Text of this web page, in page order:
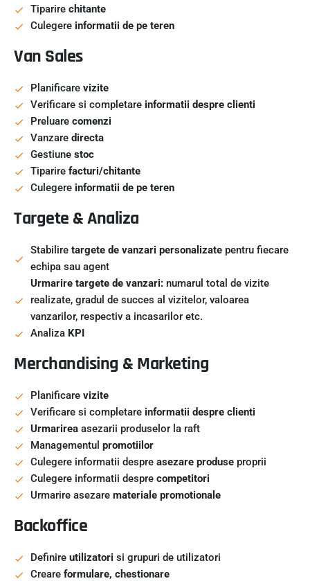
Tiparire chitante
Culegere informatii de pe teren
Van Sales
Planificare vizite
Verificare si completare informatii despre clienti
Preluare comenzi
Vanzare directa
Gestiune stoc
Tiparire facturi/chitante
Culegere informatii de pe teren
Targete & Analiza
Stabilire targete de vanzari personalizatepentru fiecare
echipa sau agent
Urmarire targete de vanzari:numarul total de vizite
realizate, gradul de succes al vizitelor, valoarea
vanzarilor, respectiv a incasarilor etc.
Analiza KPI
Merchandising & Marketing
Planificare vizite
Verificare si completare informatii despre clienti
Urmarireaasezarii produselor la raft
Managementul promotiilor
Culegere informatii despre asezare produseproprii
Culegere informatii despre competitori
Urmarire asezare materiale promotionale
Backoffice
Definire utilizatori si grupuri de utilizatori
Creare formulare, chestionare